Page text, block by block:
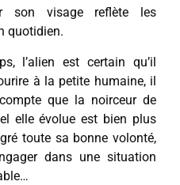
son visage reflète les
quotidien.
l’alien est certain qu’il
à la petite humaine, il
que la noirceur de
elle évolue est bien plus
toute sa bonne volonté,
dans une situation